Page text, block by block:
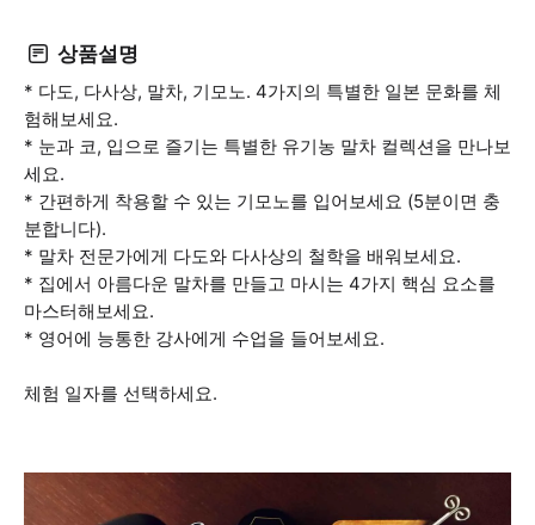
상품설명
* 다도, 다사상, 말차, 기모노. 4가지의 특별한 일본 문화를 체
험해보세요.
* 눈과 코, 입으로 즐기는 특별한 유기농 말차 컬렉션을 만나보
세요.
* 간편하게 착용할 수 있는 기모노를 입어보세요 (5분이면 충
분합니다).
* 말차 전문가에게 다도와 다사상의 철학을 배워보세요.
* 집에서 아름다운 말차를 만들고 마시는 4가지 핵심 요소를
마스터해보세요.
* 영어에 능통한 강사에게 수업을 들어보세요.
체험 일자를 선택하세요.